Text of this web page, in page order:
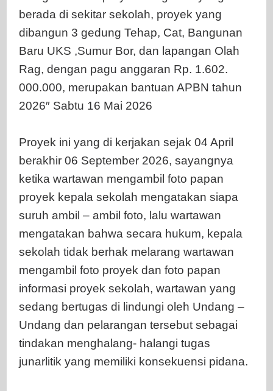
berada di sekitar sekolah, proyek yang
dibangun 3 gedung Tehap, Cat, Bangunan
Baru UKS ,Sumur Bor, dan lapangan Olah
Rag, dengan pagu anggaran Rp. 1.602.
000.000, merupakan bantuan APBN tahun
2026″ Sabtu 16 Mai 2026
Proyek ini yang di kerjakan sejak 04 April
berakhir 06 September 2026, sayangnya
ketika wartawan mengambil foto papan
proyek kepala sekolah mengatakan siapa
suruh ambil – ambil foto, lalu wartawan
mengatakan bahwa secara hukum, kepala
sekolah tidak berhak melarang wartawan
mengambil foto proyek dan foto papan
informasi proyek sekolah, wartawan yang
sedang bertugas di lindungi oleh Undang –
Undang dan pelarangan tersebut sebagai
tindakan menghalang- halangi tugas
junarlitik yang memiliki konsekuensi pidana.